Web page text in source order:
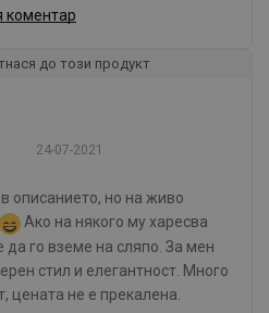
коментар
до този продукт
24-07-2021
описанието, но на живо
Ако на някого му харесва
го вземе на сляпо. За мен
стил и елегантност. Много
цената не е прекалена.